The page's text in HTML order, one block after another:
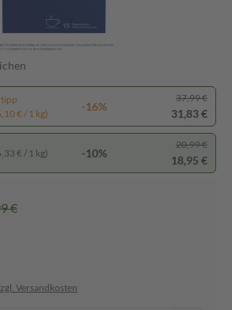
€ / 1 kg)
-16%
37,99 €
31,83 €
€ / 1 kg) -10%
20,99 €
18,95 €
€
Versandkosten